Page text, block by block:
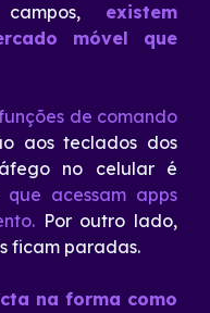
existem
móvel que
de comando
aos teclados dos
no celular é
que acessam apps
Por outro lado,
ficam paradas.
na forma como